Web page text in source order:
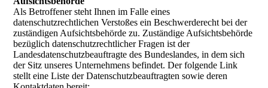
Als Betroffener steht Ihnen im Falle eines
datenschutzrechtlichen Verstoßes ein Beschwerderecht bei der
zuständigen Aufsichtsbehörde zu. Zuständige Aufsichtsbehörde
bezüglich datenschutzrechtlicher Fragen ist der
Landesdatenschutzbeauftragte des Bundeslandes, in dem sich
der Sitz unseres Unternehmens befindet. Der folgende Link
stellt eine Liste der Datenschutzbeauftragten sowie deren